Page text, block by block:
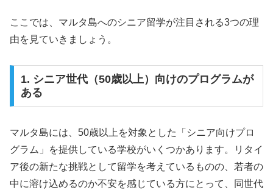
ここでは、マルタ島へのシニア留学が注目される3つの理
由を見ていきましょう。
1. シニア世代（50歳以上）向けのプログラムが
ある
マルタ島には、50歳以上を対象とした「シニア向けプロ
グラム」を提供している学校がいくつかあります。リタイ
ア後の新たな挑戦として留学を考えているものの、若者の
中に溶け込めるのか不安を感じている方にとって、同世代